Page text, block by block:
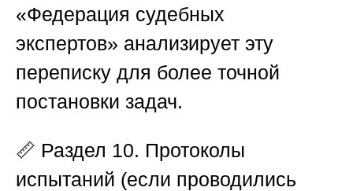
«Федерация судебных
экспертов» анализирует эту
переписку для более точной
постановки задач.
📏 Раздел 10. Протоколы
испытаний (если проводились